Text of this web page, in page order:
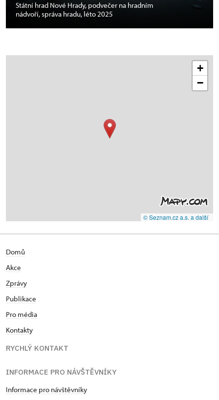
Státní hrad Nové Hrady, podvečer na hradním
nádvoří, správa hradu, léto 2025
+
−
© Seznam.cz a.s. a další
Domů
Akce
Zprávy
Publikace
Pro média
Kontakty
RYCHLÝ KONTAKT
INFORMACE PRO NÁVŠTĚVNÍKY
Informace pro návštěvníky